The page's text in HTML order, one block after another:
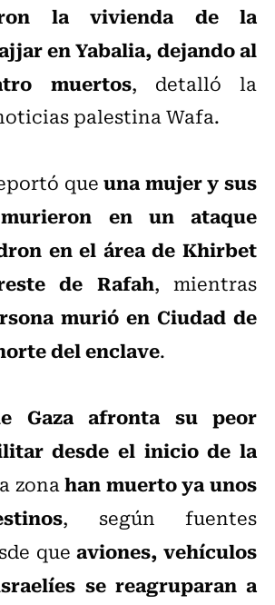
la vivienda de la
en Yabalia, dejando al
muertos, detalló la
palestina Wafa.
queuna mujer y sus
en un ataque
en el área de Khirbet
de Rafah, mientras
murió en Ciudad de
del enclave.
Gaza afronta su peor
desde el inicio de la
zonahan muerto ya unos
, según fuentes
queaviones, vehículos
se reagruparan a